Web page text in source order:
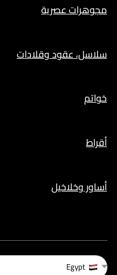
مجوهرات عصرية
سلاسل، عقود وقلادات
خواتم
أقراط
أساور وخلاخيل
Egypt